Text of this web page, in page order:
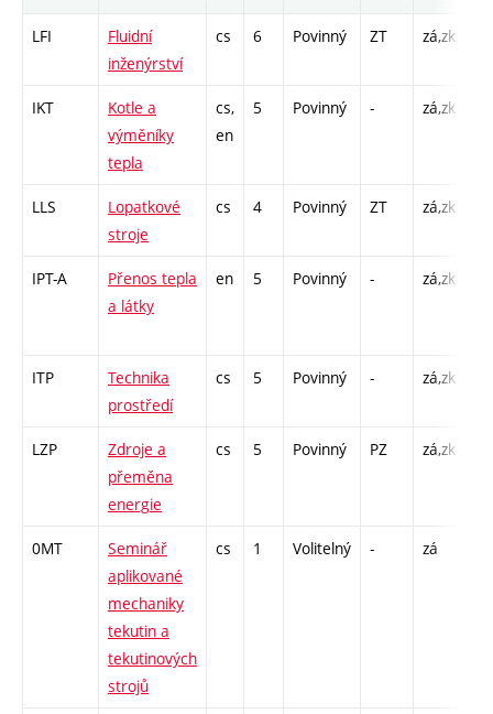
LFI
Fluidní
inženýrství
cs 6 Povinný ZT zá,zk
IKT
Kotle a
výměníky
tepla
cs,
en
5 Povinný - zá,zk
LLS
Lopatkové
stroje
cs 4 Povinný ZT zá,zk
IPT-A
Přenos tepla
a látky
en 5 Povinný - zá,zk
ITP
Technika
prostředí
cs 5 Povinný - zá,zk
LZP
Zdroje a
přeměna
energie
cs 5 Povinný PZ zá,zk
0MT
Seminář
aplikované
mechaniky
tekutin a
tekutinových
strojů
cs 1 Volitelný - zá